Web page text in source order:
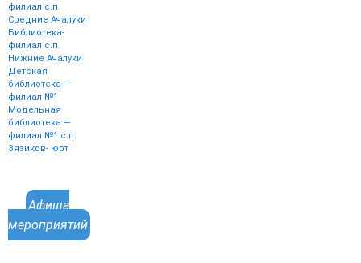
филиал с.п.
Средние Ачалуки
Библиотека-
филиал с.п.
Нижние Ачалуки
Детская
библиотека –
филиал №1
Модельная
библиотека —
филиал №1 с.п.
Зязиков- юрт
Афиша
мероприятий